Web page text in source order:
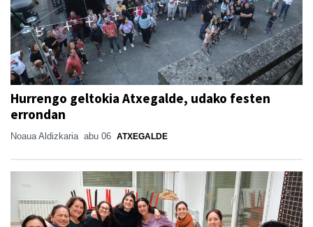
Hurrengo geltokia Atxegalde, udako festen
errondan
Noaua Aldizkaria abu 06 ATXEGALDE